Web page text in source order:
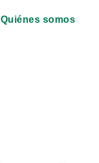
Quiénes somos